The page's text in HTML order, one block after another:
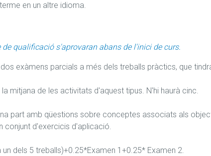
en un altre idioma.
qualificació s'aprovaran abans de l'inici de curs.
exàmens parcials a més dels treballs pràctics, que
mitjana de les activitats d'aquest tipus. N'hi haurà cinc.
part amb qüestions sobre conceptes associats als
conjunt d'exercicis d'aplicació.
dels 5 treballs)+0.25*Examen 1+0.25* Examen 2.